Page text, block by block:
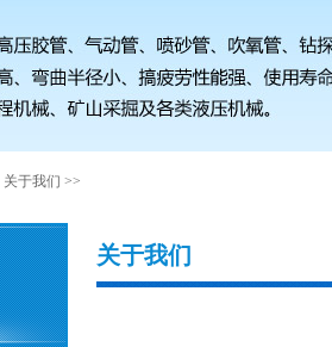
关于我们 >>
关于我们